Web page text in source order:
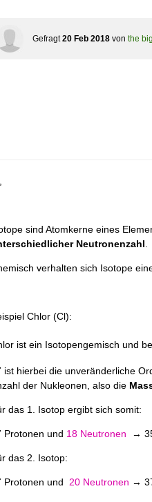
Gefragt 20 Feb 2018 von the
sind Atomkerne eines
Neutronenzahl
verhalten sich Isotope
Chlor (Cl):
ist ein Isotopengemisch und
ist hierbei die unveränderliche
der Nukleonen, also die
das 1. Isotop ergibt sich somit:
Protonen und 18 Neutronen →
das 2. Isotop:
Protonen und 20 Neutronen →